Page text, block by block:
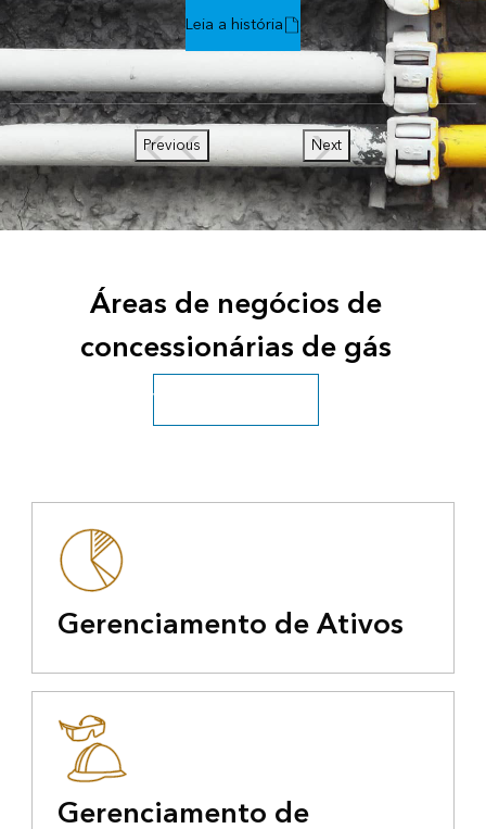
Leia a história
Previous Next
Áreas de negócios de
concessionárias de gás
Veja todos os utilitários
Gerenciamento de Ativos
Gerenciamento de